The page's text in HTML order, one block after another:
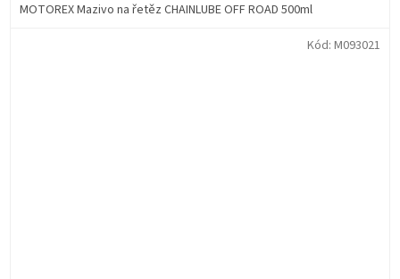
MOTOREX Mazivo na řetěz CHAINLUBE OFF ROAD 500ml
Kód: M093021